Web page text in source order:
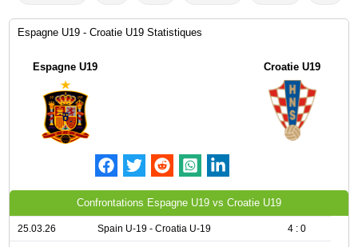
Espagne U19 - Croatie U19 Statistiques
Espagne U19 Croatie U19
Confrontations Espagne U19 vs Croatie U19
25.03.26 Spain U-19 - Croatia U-19 4 : 0